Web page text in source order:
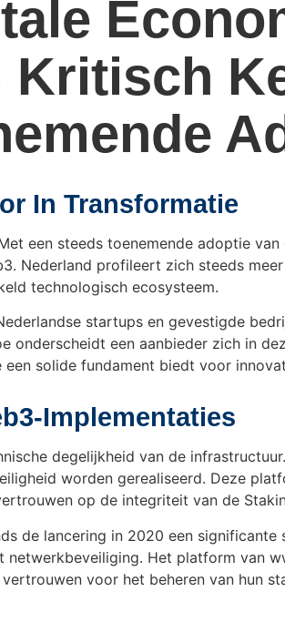
Kritisch
In Transformatie
een steeds toenemende adoptie
Nederland profileert zich steeds
technologisch ecosysteem.
startups en gevestigde
een aanbieder zich in
solide fundament biedt voor
Implementaties
degelijkheid van de
worden gerealiseerd. Deze
op de integriteit van de
de lancering in 2020 een significante
Het platform van
voor het beheren van hun